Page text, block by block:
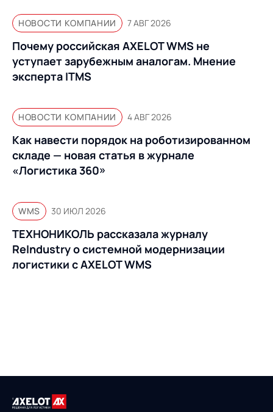
НОВОСТИ КОМПАНИИ 7 АВГ 2026
Почему российская AXELOT WMS не
уступает зарубежным аналогам. Мнение
эксперта ITMS
НОВОСТИ КОМПАНИИ 4 АВГ 2026
Как навести порядок на роботизированном
складе — новая статья в журнале
«Логистика 360»
WMS 30 ИЮЛ 2026
ТЕХНОНИКОЛЬ рассказала журналу
ReIndustry о системной модернизации
логистики с AXELOT WMS